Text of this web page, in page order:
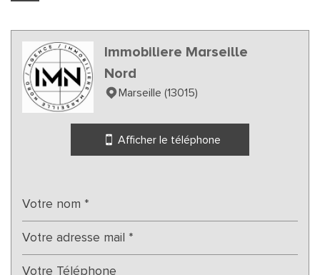
Lycée
Bureau de poste
Presse et Tabac
Immobiliere Marseille
Nord
Marseille (13015)
Afficher le téléphone